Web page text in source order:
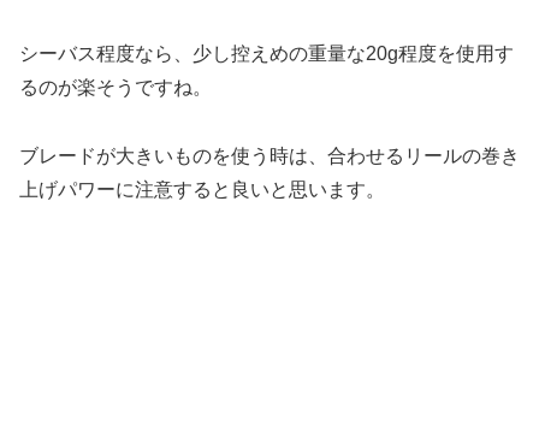
シーバス程度なら、少し控えめの重量な20g程度を使用す
るのが楽そうですね。
ブレードが大きいものを使う時は、合わせるリールの巻き
上げパワーに注意すると良いと思います。